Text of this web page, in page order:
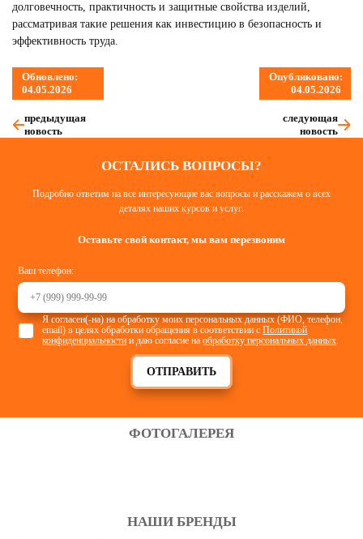
долговечность, практичность и защитные свойства изделий,
рассматривая такие решения как инвестицию в безопасность и
эффективность труда.
Обновлено:
04.05.2026
Опубликовано:
04.05.2026
предыдущая
новость
следующая
новость
ОСТАЛИСЬ ВОПРОСЫ?
Подробно ответим на все интересующие вас вопросы и расскажем о всех
деталях наших курсов и услуг.
Оставьте свой контакт, мы вам перезвоним
Ваш телефон:
ОТПРАВИТЬ
Я согласен(-на) на обработку моих персональных данных (ФИО, телефон,
email) в целях обработки обращения в соответствии сПолитикой
конфиденциальности и даю согласие наобработку персональных данных.
ФОТОГАЛЕРЕЯ
НАШИ БРЕНДЫ